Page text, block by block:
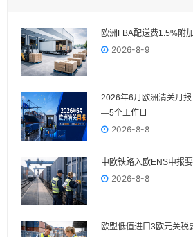
欧洲FBA配送费1.5%附
2026-8-9
2026年6月欧洲清关月
—5个工作日
2026-8-8
中欧铁路入欧ENS申报
2026-8-8
欧盟低值进口3欧元关税